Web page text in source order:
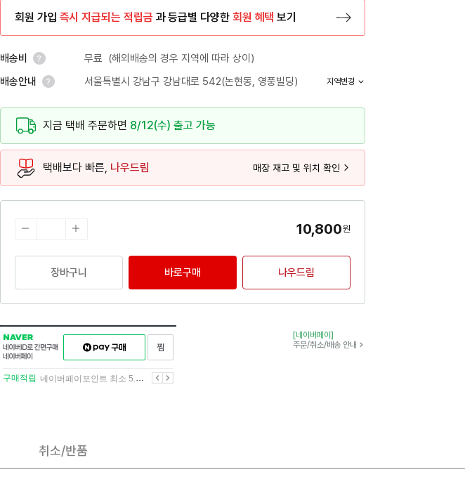
회원 가입 즉시 지급되는 적립금 과 등급별 다양한 회원 혜택 보기
배송비 무료 (해외배송의 경우 지역에 따라 상이)
배송안내
서울특별시 강남구 강남대로 542(논현동, 영풍빌딩) 지역변경
지금 택배 주문하면 8/12(수) 출고 가능
택배보다 빠른, 나우드림 매장 재고 및 위치 확인
10,800원
장바구니 바로구매 나우드림
NAVER
네이버
ID로
간편구매
네이버페이
구매하기
이전
구매적립 네이버페이포인트 최소 5.5% 적립 다음
[네이버페이]
주문/취소/배송 안내
취소/반품